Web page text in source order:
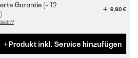
Garantie (+ 12
9,90 €
Produkt inkl. Service hinzufügen